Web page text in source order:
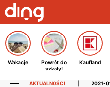
Wakacje
Powrót do
szkoły!
Kaufland
AKTUALNOŚCI 2021-